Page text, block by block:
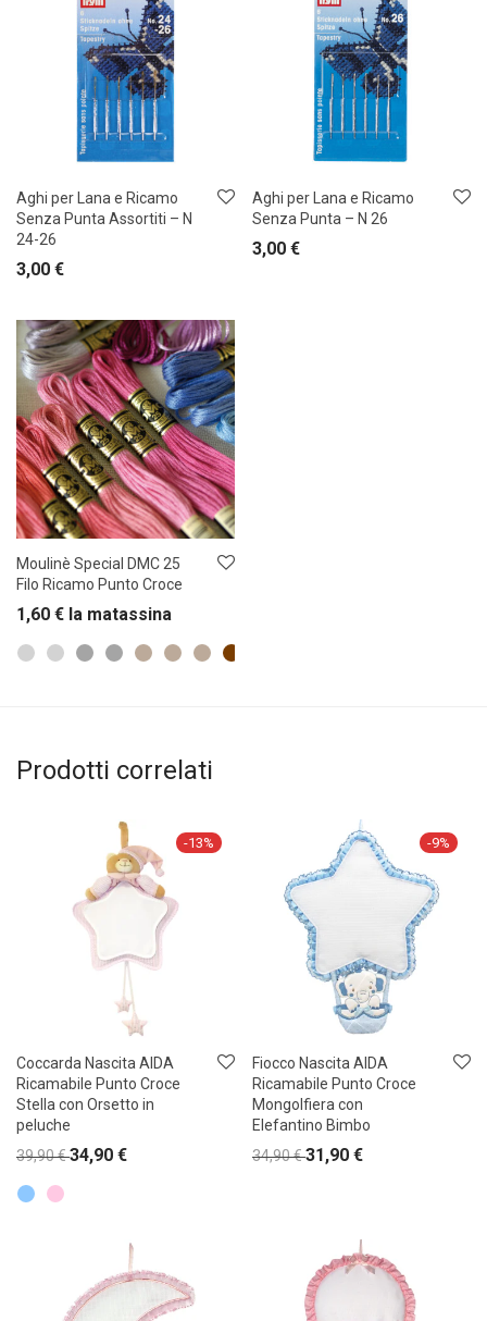
Aghi per Lana e Ricamo
Senza Punta Assortiti – N
24-26
3,00 €
Aghi per Lana e Ricamo
Senza Punta – N 26
3,00 €
Moulinè Special DMC 25
Filo Ricamo Punto Croce
1,60 € la matassina
Prodotti correlati
-13%
Coccarda Nascita AIDA
Ricamabile Punto Croce
Stella con Orsetto in
peluche
39,90€34,90 €
-9%
Fiocco Nascita AIDA
Ricamabile Punto Croce
Mongolfiera con
Elefantino Bimbo
34,90€31,90 €